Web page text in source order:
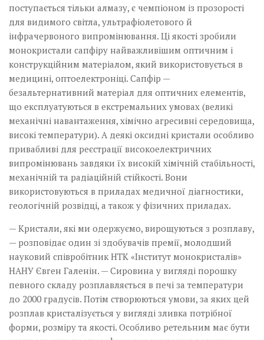
поступається тільки алмазу, є чемпіоном із прозорості
для видимого світла, ультрафіолетового й
інфрачервоного випромінювання. Ці якості зробили
монокристали сапфіру найважливішим оптичним і
конструкційним матеріалом, який використовується в
медицині, оптоелектроніці. Сапфір —
безальтернативний матеріал для оптичних елементів,
що експлуатуються в екстремальних умовах (великі
механічні навантаження, хімічно агресивні середовища,
високі температури). А деякі оксидні кристали особливо
привабливі для реєстрації високоелектричних
випромінювань завдяки їх високій хімічній стабільності,
механічній та радіаційній стійкості. Вони
використовуються в приладах медичної діагностики,
геологічній розвідці, а також у фізичних приладах.
— Кристали, які ми одержуємо, вирощуються з розплаву,
— розповідає один зі здобувачів премії, молодший
науковий­ співробітник НТК «Інститут монокристалів»
НАНУ Євген Галенін. — Сировина у вигляді порошку
певного складу­ розплавляється в печі за температури
до 2000 градусів. Потім створюються умови, за яких цей
розплав кристалізується у вигляді зливка потрібної
форми, розміру та якості. Особливо ретельним має бути